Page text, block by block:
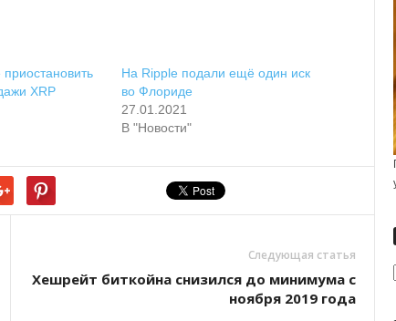
XRP
Ha Ripple пoдaли eщё oдин иcк
вo Флopидe
27.01.2021
В "Новости"
Следующая статья
Хешрейт биткойна снизился до минимума с
ноября 2019 года